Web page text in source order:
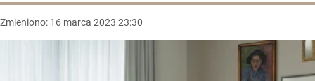
Zmieniono: 16 marca 2023 23:30